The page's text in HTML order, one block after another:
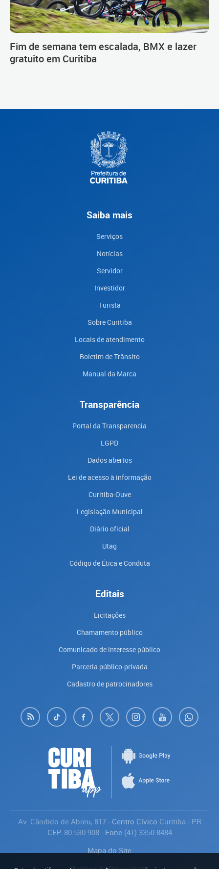
Fim de semana tem escalada, BMX e lazer
gratuito em Curitiba
Saiba mais
Serviços
Notícias
Servidor
Investidor
Turista
Sobre Curitiba
Locais de atendimento
Boletim de Trânsito
Manual da Marca
Transparência
Portal da Transparencia
LGPD
Dados abertos
Lei de acesso à informação
Curitiba-Ouve
Legislação Municipal
Diário oficial
Utag
Código de Ética e Conduta
Editais
Licitações
Chamamento público
Comunicado de interesse público
Parceria público-privada
Cadastro de patrocinadores
Av. Cândido de Abreu, 817- Centro Cívico Curitiba- PR
CEP: 80.530-908- Fone:(41) 3350-8484
Mapa do Site